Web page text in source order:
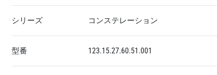
シリーズ コンステレーション
型番 123.15.27.60.51.001